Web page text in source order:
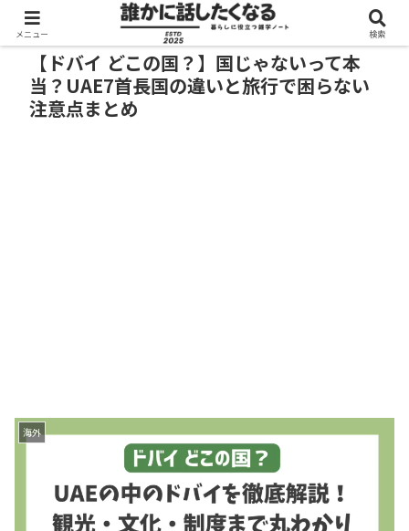
【ドバイ どこの国？】国じゃないって本
当？UAE7首長国の違いと旅行で困らない
注意点まとめ
海外
メニュー 検索